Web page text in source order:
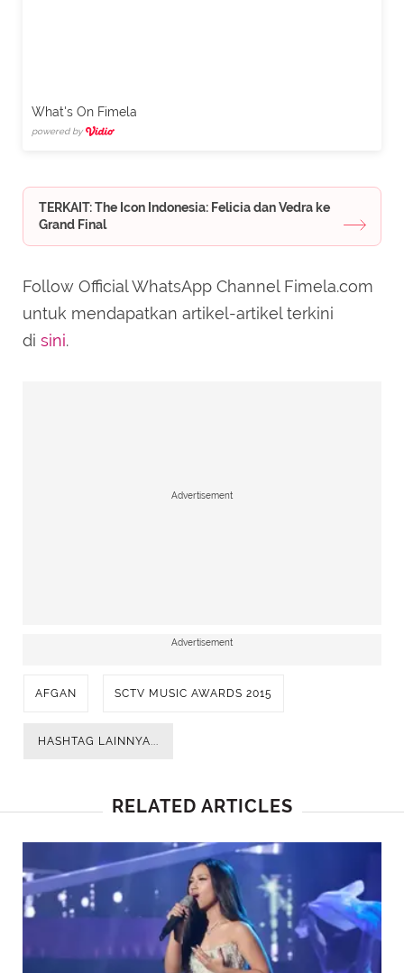
What's On Fimela
powered by
TERKAIT: The Icon Indonesia: Felicia dan Vedra ke
Grand Final
Follow Official WhatsApp Channel Fimela.com
untuk mendapatkan artikel-artikel terkini
di sini.
Advertisement
Advertisement
AFGAN SCTV MUSIC AWARDS 2015
HASHTAG LAINNYA...
RELATED ARTICLES